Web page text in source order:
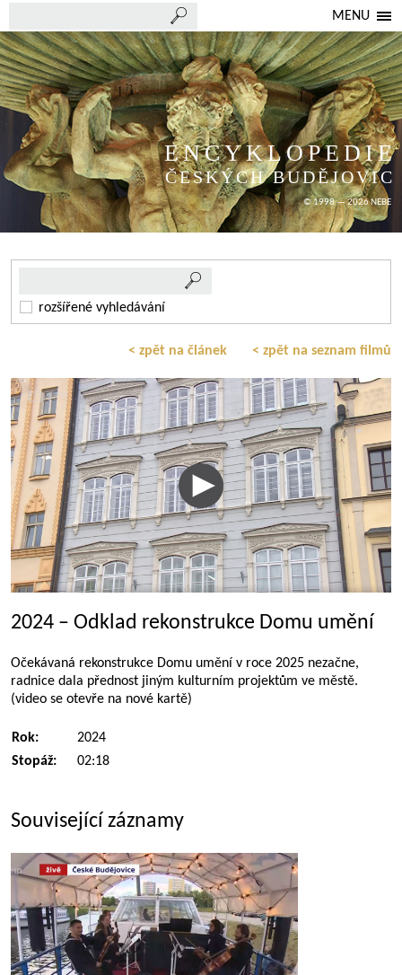
MENU
ENCYKLOPEDIE
ČESKÝCH BUDĚJOVIC
© 1998 — 2026 NEBE
rozšířené vyhledávání
< zpět na článek < zpět na seznam filmů
2024 – Odklad rekonstrukce Domu umění
Očekávaná rekonstrukce Domu umění v roce 2025 nezačne,
radnice dala přednost jiným kulturním projektům ve městě.
(video se otevře na nové kartě)
Rok:
2024
Stopáž:
02:18
Související záznamy